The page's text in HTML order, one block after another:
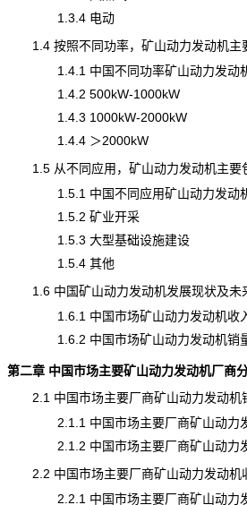
1.3.4 电动
1.4 按照不同功率，矿山动力发动机主
1.4.1 中国不同功率矿山动力发动机
1.4.2 500kW-1000kW
1.4.3 1000kW-2000kW
1.4.4 ＞2000kW
1.5 从不同应用，矿山动力发动机主要
1.5.1 中国不同应用矿山动力发动机
1.5.2 矿业开采
1.5.3 大型基础设施建设
1.5.4 其他
1.6 中国矿山动力发动机发展现状及未
1.6.1 中国市场矿山动力发动机收入
1.6.2 中国市场矿山动力发动机销
第二章 中国市场主要矿山动力发动机厂商
2.1 中国市场主要厂商矿山动力发动机
2.1.1 中国市场主要厂商矿山动力发
2.1.2 中国市场主要厂商矿山动力发
2.2 中国市场主要厂商矿山动力发动机
2.2.1 中国市场主要厂商矿山动力发